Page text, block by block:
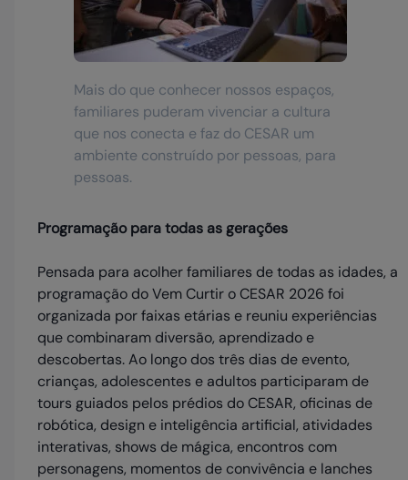
Mais do que conhecer nossos espaços,
familiares puderam vivenciar a cultura
que nos conecta e faz do CESAR um
ambiente construído por pessoas, para
pessoas.
Programação para todas as gerações
Pensada para acolher familiares de todas as idades, a
programação do Vem Curtir o CESAR 2026 foi
organizada por faixas etárias e reuniu experiências
que combinaram diversão, aprendizado e
descobertas. Ao longo dos três dias de evento,
crianças, adolescentes e adultos participaram de
tours guiados pelos prédios do CESAR, oficinas de
robótica, design e inteligência artificial, atividades
interativas, shows de mágica, encontros com
personagens, momentos de convivência e lanches